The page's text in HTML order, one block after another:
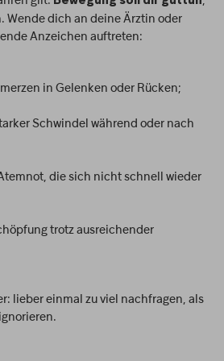
Wende dich an deine Ärztin oder
Anzeichen auftreten:
in Gelenken oder Rücken;
Schwindel während oder nach
die sich nicht schnell wieder
trotz ausreichender
lieber einmal zu viel nachfragen, als